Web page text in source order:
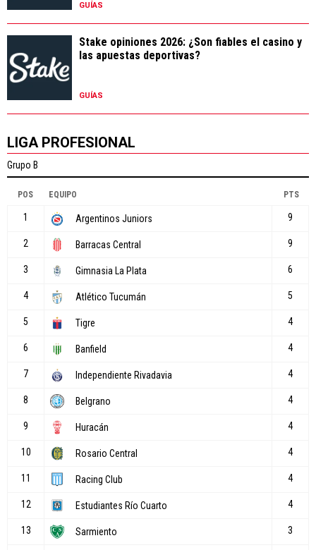
GUÍAS
Stake opiniones 2026: ¿Son fiables el casino y
las apuestas deportivas?
GUÍAS
LIGA PROFESIONAL